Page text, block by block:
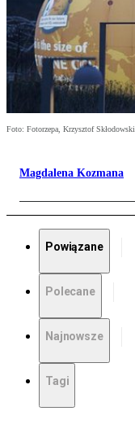
Foto: Fotorzepa, Krzysztof Skłodowski
Magdalena Kozmana
Powiązane
Polecane
Najnowsze
Tagi